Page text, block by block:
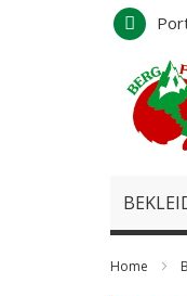
Direkt
Inhalt
Home